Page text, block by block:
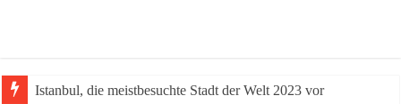
Istanbul, die meistbesuchte Stadt der Welt 2023 vor